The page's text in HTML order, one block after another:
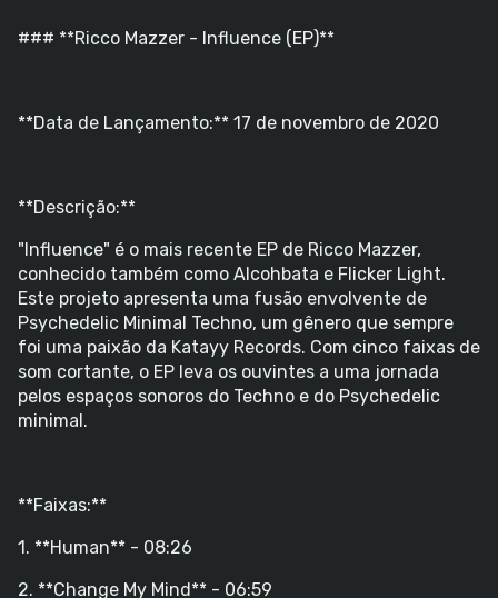
### **Ricco Mazzer - Influence (EP)**
**Data de Lançamento:** 17 de novembro de 2020
**Descrição:**
"Influence" é o mais recente EP de Ricco Mazzer,
conhecido também como Alcohbata e Flicker Light.
Este projeto apresenta uma fusão envolvente de
Psychedelic Minimal Techno, um gênero que sempre
foi uma paixão da Katayy Records. Com cinco faixas de
som cortante, o EP leva os ouvintes a uma jornada
pelos espaços sonoros do Techno e do Psychedelic
minimal.
**Faixas:**
1. **Human** - 08:26
2. **Change My Mind** - 06:59